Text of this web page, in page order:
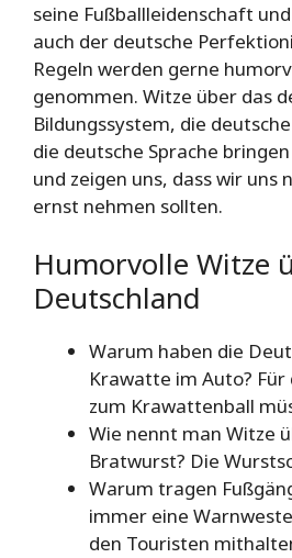
seine Fußballleidenschaft
auch der deutsche
Regeln werden gerne
genommen. Witze über das
Bildungssystem, die
die deutsche Sprache
und zeigen uns, dass wir uns
ernst nehmen sollten.
Humorvolle Witze
Deutschland
Warum haben die
Krawatte im Auto? Für
zum Krawattenball
Wie nennt man Witze
Bratwurst? Die
Warum tragen
immer eine
den Touristen